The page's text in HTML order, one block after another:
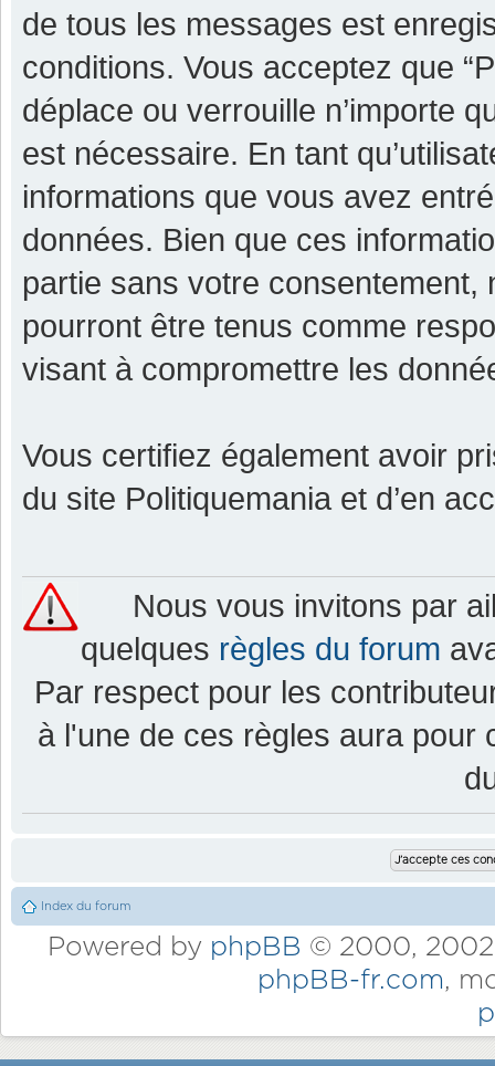
de tous les messages est
conditions. Vous acceptez que
déplace ou verrouille n’importe
est nécessaire. En tant
informations que vous avez
données. Bien que ces
partie sans votre consentement,
pourront être tenus comme
visant à compromettre les
Vous certifiez également avoir
du site Politiquemania et d’en
Nous vous invitons par
quelques règles du forum
Par respect pour les
à l'une de ces règles aura pour
Index du forum
Powered by phpBB © 2000,
phpBB-fr.com,